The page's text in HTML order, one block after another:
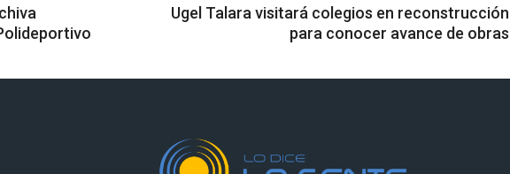
Ugel Talara visitará colegios en reconstrucción
para conocer avance de obras